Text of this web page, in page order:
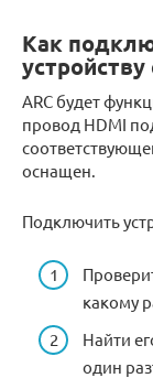
Как
ARC будет
провод HDMI
оснащен.
Подключить
какому
Найти
один